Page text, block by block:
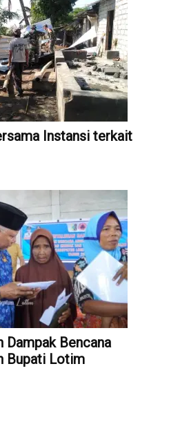
Instansi terkait
Dampak Bencana
Bupati Lotim